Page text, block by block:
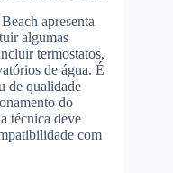
apresenta
algumas
termostatos,
de água. É
de qualidade
do
técnica deve
com